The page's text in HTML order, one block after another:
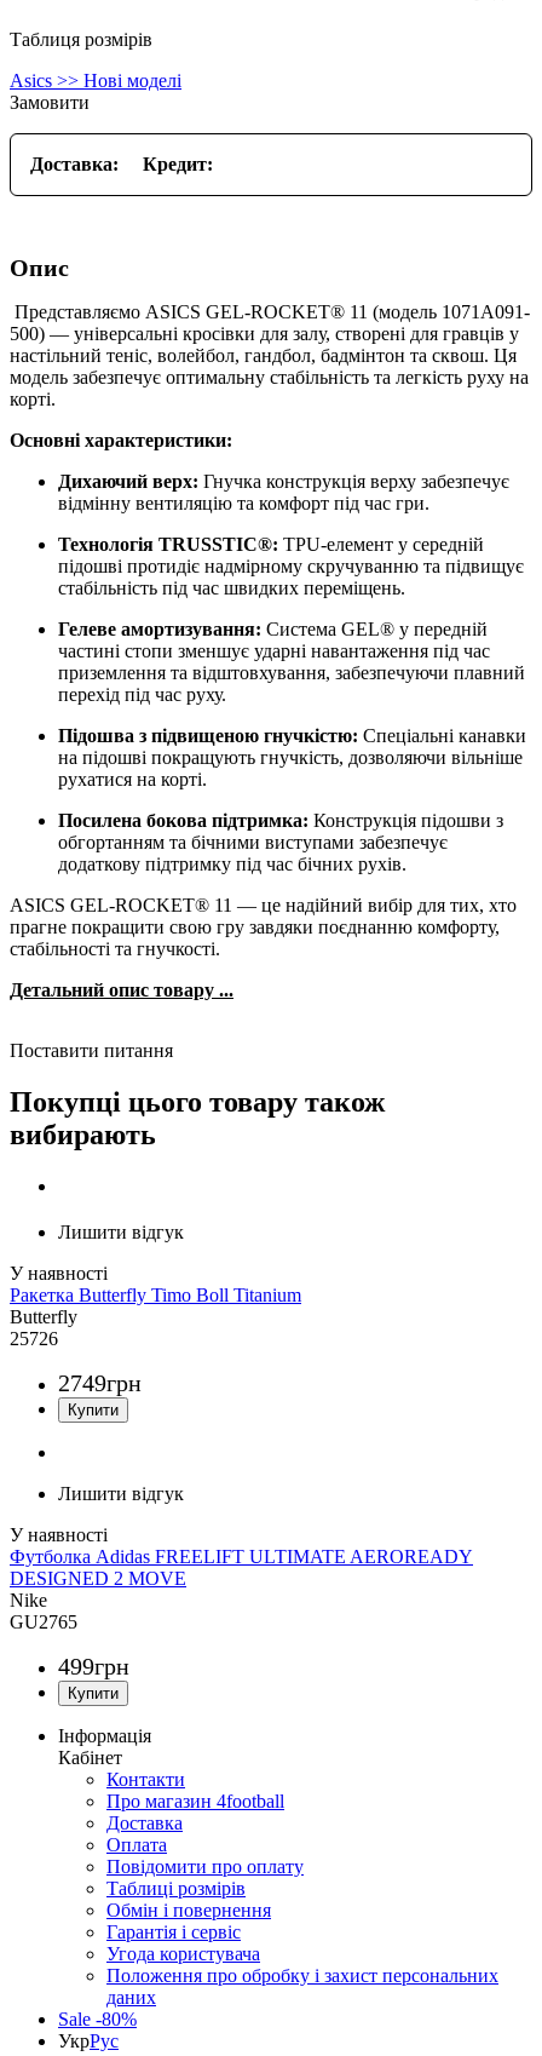
Таблиця розмірів
Asics >> Нові моделі
Замовити
Доставка: Кредит:
Опис
Представляємо ASICS GEL-ROCKET® 11 (модель 1071A091-
500) — універсальні кросівки для залу, створені для гравців у
настільний теніс, волейбол, гандбол, бадмінтон та сквош. Ця
модель забезпечує оптимальну стабільність та легкість руху на
корті.
Основні характеристики:
Дихаючий верх: Гнучка конструкція верху забезпечує
відмінну вентиляцію та комфорт під час гри.
Технологія TRUSSTIC®: TPU-елемент у середній
підошві протидіє надмірному скручуванню та підвищує
стабільність під час швидких переміщень.
Гелеве амортизування: Система GEL® у передній
частині стопи зменшує ударні навантаження під час
приземлення та відштовхування, забезпечуючи плавний
перехід під час руху.
Підошва з підвищеною гнучкістю: Спеціальні канавки
на підошві покращують гнучкість, дозволяючи вільніше
рухатися на корті.
Посилена бокова підтримка: Конструкція підошви з
обгортанням та бічними виступами забезпечує
додаткову підтримку під час бічних рухів.
ASICS GEL-ROCKET® 11 — це надійний вибір для тих, хто
прагне покращити свою гру завдяки поєднанню комфорту,
стабільності та гнучкості.
Детальний опис товару ...
Поставити питання
Покупці цього товару також
вибирають
Лишити відгук
Ракетка Butterfly Timo Boll Titanium
Butterfly
25726
2749грн
Лишити відгук
Футболка Adidas FREELIFT ULTIMATE AEROREADY
DESIGNED 2 MOVE
Nike
GU2765
499грн
Інформація
Кабінет
Контакти
Про магазин 4football
Доставка
Оплата
Повідомити про оплату
Таблиці розмірів
Обмін і повернення
Гарантія і сервіс
Угода користувача
Положення про обробку і захист персональних
даних
Sale -80%
УкрРус